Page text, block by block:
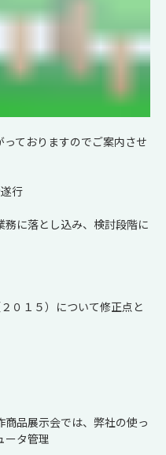
ておりますのでご案内させ
行
に落とし込み、検討段階に
０１５）について修正点と
品展示会では、弊社の使っ
ータ管理